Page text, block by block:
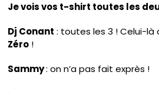
Je vois vos t-shirt toutes les
Dj Conant : toutes les 3 ! Celui-là
Zéro !
Sammy: on n’a pas fait exprès !